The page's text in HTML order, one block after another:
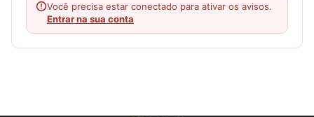
Você precisa estar conectado para ativar os avisos.
Entrar na sua conta